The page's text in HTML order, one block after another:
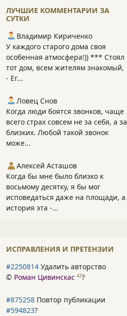
ЛУЧШИЕ КОММЕНТАРИИ ЗА
СУТКИ
Владимир Кириченко
У каждого старого дома своя
особенная атмосфера!)) *** Стоял
тот дом, всем жителям знакомый,
- Ег...
Ловец Снов
Когда люди боятся звонков, чаще
всего страх совсем не за себя, а за
близких. Любой такой звонок
може...
Алексей Асташов
Когда бы мне было близко к
восьмому десятку, я бы мог
исповедаться даже на площади, а
история эта -...
ИСПРАВЛЕНИЯ И ПРЕТЕНЗИИ
#2250814 Удалить авторство
© Роман Цивинскас 42?
#875258 Повтор публикации
#594823?